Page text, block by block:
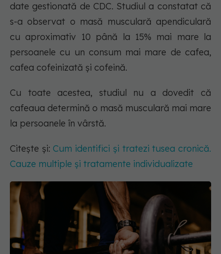
date gestionată de CDC. Studiul a constatat că
s-a observat o masă musculară apendiculară
cu aproximativ 10 până la 15% mai mare la
persoanele cu un consum mai mare de cafea,
cafea cofeinizată și cofeină.
Cu toate acestea, studiul nu a dovedit că
cafeaua determină o masă musculară mai mare
la persoanele în vârstă.
Citește și:Cum identifici și tratezi tusea cronică.
Cauze multiple și tratamente individualizate